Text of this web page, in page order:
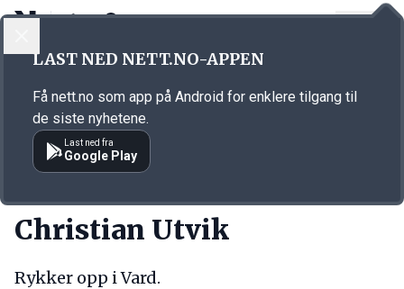
Annonsørinnhold
Christian Utvik
Rykker opp i Vard.
LAST NED NETT.NO-APPEN
Få nett.no som app på Android for enklere tilgang til
de siste nyhetene.
Last ned fra
Google Play